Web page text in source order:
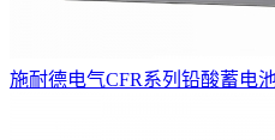
施耐德电气CFR系列铅酸蓄电